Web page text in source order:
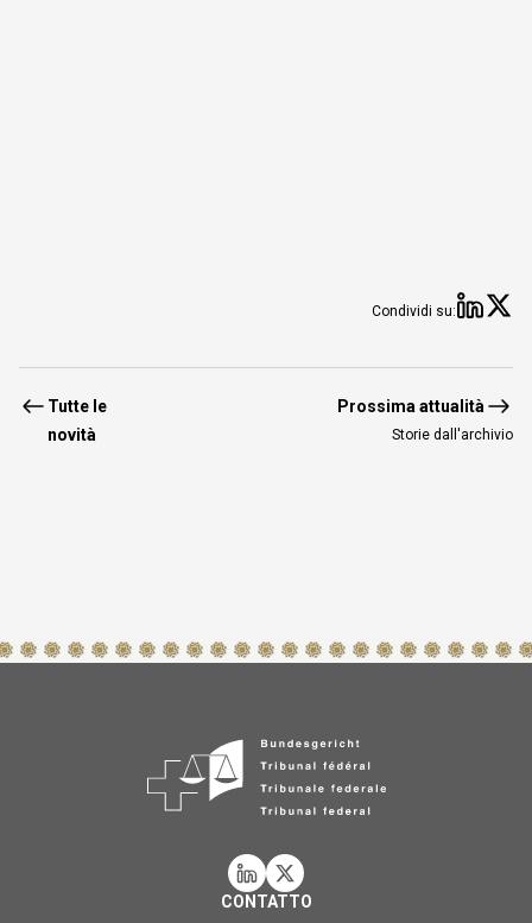
Condividi su:
Tutte le
novità
Prossima attualità
Storie dall'archivio
CONTATTO